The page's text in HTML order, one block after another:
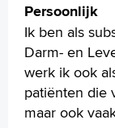
Persoonlijk
Ik ben als
Darm- en
werk ik ook
patiënten die
maar ook